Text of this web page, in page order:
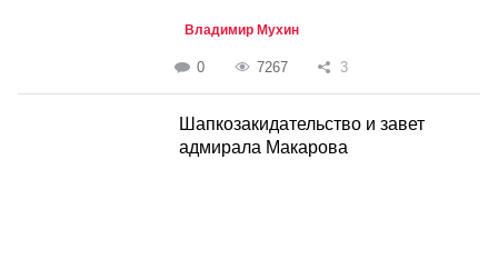
Владимир Мухин
0 7267 3
Шапкозакидательство и завет
адмирала Макарова